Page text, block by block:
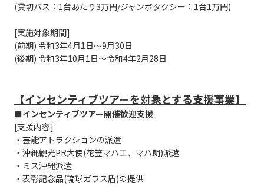
(貸切バス：1台あたり3万円/ジャンボタクシー：1台1万円)
[実施対象期間]
(前期) 令和3年4月1日～9月30日
(後期) 令和3年10月1日～令和4年2月28日
【インセンティブツアーを対象とする支援事業】
■インセンティブツアー開催歓迎支援
[支援内容]
・芸能アトラクションの派遣
・沖縄観光PR大使(花笠マハエ、マハ朗)派遣
・ミス沖縄派遣
・表彰記念品(琉球ガラス盾)の提供